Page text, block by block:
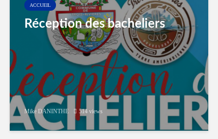
ACCUEIL
Réception des bacheliers
Mike DANINTHE 514 views